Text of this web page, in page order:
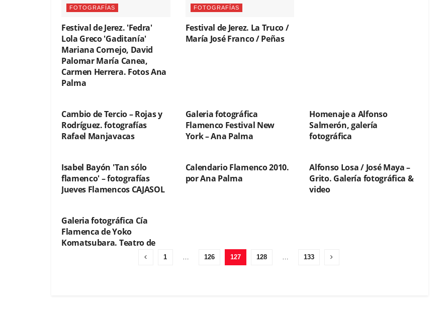
FOTOGRAFÍAS
Festival de Jerez. 'Fedra'
Lola Greco 'Gaditanía'
Mariana Cornejo, David
Palomar María Canea,
Carmen Herrera. Fotos Ana
Palma
FOTOGRAFÍAS
Festival de Jerez. La Truco /
María José Franco / Peñas
Cambio de Tercio – Rojas y
Rodríguez. fotografías
Rafael Manjavacas
Galeria fotográfica
Flamenco Festival New
York – Ana Palma
Homenaje a Alfonso
Salmerón, galería
fotográfica
Isabel Bayón 'Tan sólo
flamenco' – fotografías
Jueves Flamencos CAJASOL
Calendario Flamenco 2010.
por Ana Palma
Alfonso Losa / José Maya –
Grito. Galería fotográfica &
video
Galeria fotográfica Cía
Flamenca de Yoko
Komatsubara. Teatro de
1 126 127 128 133